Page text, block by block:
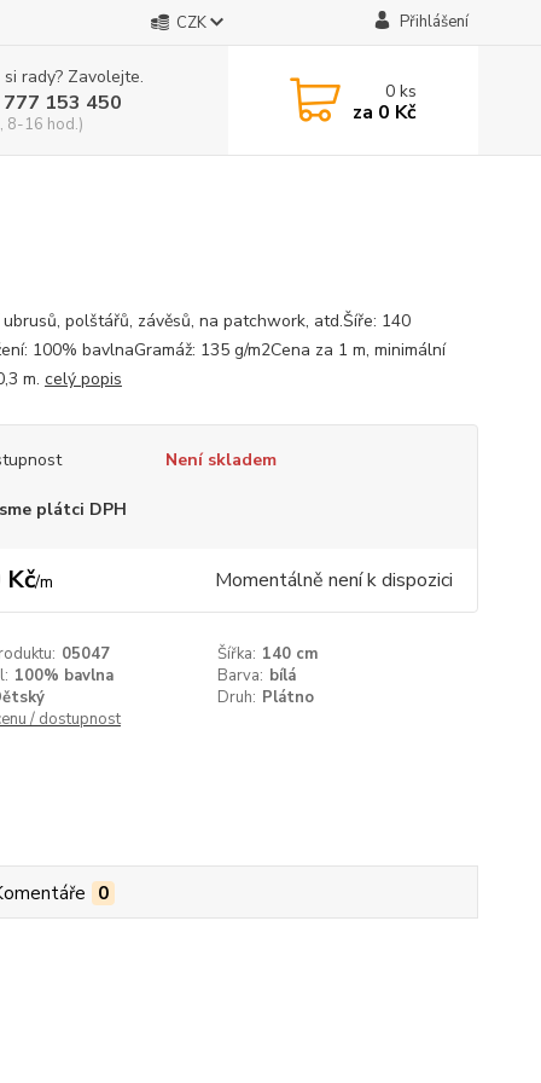
CZK Přihlášení
rady? Zavolejte.
153 450
8-16 hod.)
0ks
za 0 Kč
polštářů, závěsů, na patchwork, atd.Šíře: 140
100% bavlnaGramáž: 135 g/m2Cena za 1 m, minimální
m. celý popis
Není skladem
plátci DPH
Kč/m Momentálně není k dispozici
05047 Šířka: 140 cm
100% bavlna Barva: bílá
Druh: Plátno
/ dostupnost
0